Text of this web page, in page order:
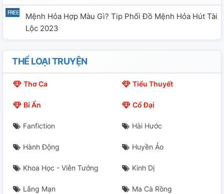
Mệnh Hỏa Hợp Màu Gì? Tip Phối Đồ Mệnh Hỏa Hút Tài
Lộc 2023
THỂ LOẠI TRUYỆN
Thơ Ca Tiểu Thuyết
Bí Ẩn Cổ Đại
Fanfiction Hài Hước
Hành Động Huyền Ảo
Khoa Học - Viễn Tưởng Kinh Dị
Lãng Mạn Ma Cà Rồng